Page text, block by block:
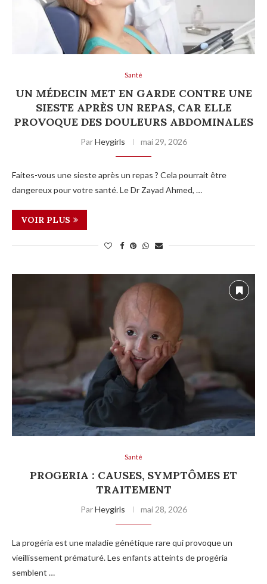
Santé
UN MÉDECIN MET EN GARDE CONTRE UNE
SIESTE APRÈS UN REPAS, CAR ELLE
PROVOQUE DES DOULEURS ABDOMINALES
ParHeygirls mai 29, 2026
Faites-vous une sieste après un repas ? Cela pourrait être
dangereux pour votre santé. Le Dr Zayad Ahmed, …
VOIR PLUS
Santé
PROGERIA : CAUSES, SYMPTÔMES ET
TRAITEMENT
ParHeygirls mai 28, 2026
La progéria est une maladie génétique rare qui provoque un
vieillissement prématuré. Les enfants atteints de progéria
semblent …